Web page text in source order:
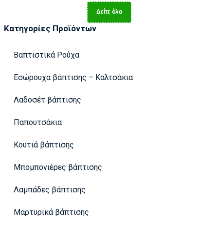
Δείτε όλα
Κατηγορίες Προϊόντων
Βαπτιστικά Ρούχα
Εσώρουχα βάπτισης – Καλτσάκια
Λαδοσέτ βάπτισης
Παπουτσάκια
Κουτιά βάπτισης
Μπομπονιέρες βάπτισης
Λαμπάδες βάπτισης
Μαρτυρικά βάπτισης